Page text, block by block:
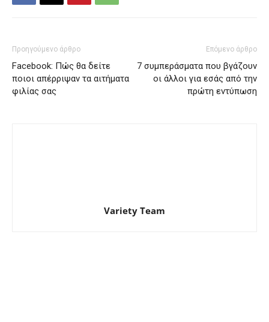
Προηγούμενο άρθρο
Facebook: Πώς θα δείτε
ποιοι απέρριψαν τα αιτήματα
φιλίας σας
Επόμενο άρθρο
7 συμπεράσματα που βγάζουν
οι άλλοι για εσάς από την
πρώτη εντύπωση
Variety Team